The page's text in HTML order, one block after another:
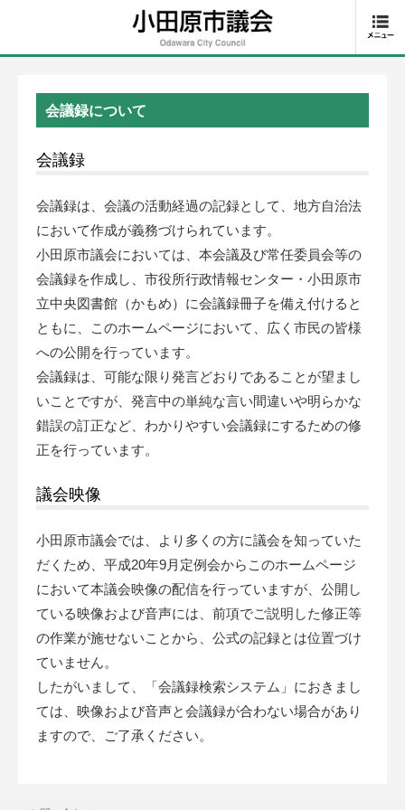
会議録について
会議録
会議録は、会議の活動経過の記録として、地方自治法
において作成が義務づけられています。
小田原市議会においては、本会議及び常任委員会等の
会議録を作成し、市役所行政情報センター・小田原市
立中央図書館（かもめ）に会議録冊子を備え付けると
ともに、このホームページにおいて、広く市民の皆様
への公開を行っています。
会議録は、可能な限り発言どおりであることが望まし
いことですが、発言中の単純な言い間違いや明らかな
錯誤の訂正など、わかりやすい会議録にするための修
正を行っています。
議会映像
小田原市議会では、より多くの方に議会を知っていた
だくため、平成20年9月定例会からこのホームページ
において本議会映像の配信を行っていますが、公開し
ている映像および音声には、前項でご説明した修正等
の作業が施せないことから、公式の記録とは位置づけ
ていません。
したがいまして、「会議録検索システム」におきまし
ては、映像および音声と会議録が合わない場合があり
ますので、ご了承ください。